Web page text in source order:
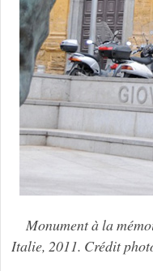
Monument à la
Italie, 2011. Crédit